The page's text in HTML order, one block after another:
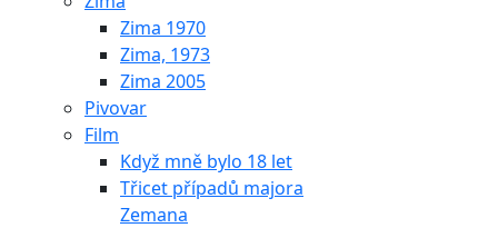
Zima 1970
Zima, 1973
Zima 2005
Pivovar
Film
Když mně bylo 18 let
Třicet případů majora
Zemana